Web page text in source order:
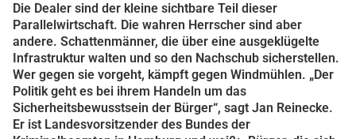
Die Dealer sind der kleine sichtbare Teil dieser
Parallelwirtschaft. Die wahren Herrscher sind aber
andere. Schattenmänner, die über eine ausgeklügelte
Infrastruktur walten und so den Nachschub sicherstellen.
Wer gegen sie vorgeht, kämpft gegen Windmühlen. „Der
Politik geht es bei ihrem Handeln um das
Sicherheitsbewusstsein der Bürger“, sagt Jan Reinecke.
Er ist Landesvorsitzender des Bundes der